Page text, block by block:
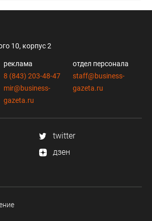
10, корпус 2
реклама
8 (843) 203-48-47
mir@business-
gazeta.ru
отдел персонала
staff@business-
gazeta.ru
twitter
дзен